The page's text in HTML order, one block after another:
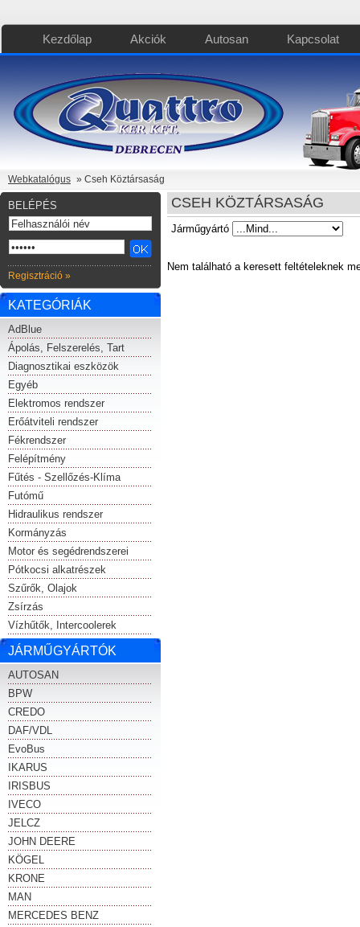
Kezdőlap Akciók Autosan Kapcsolat
Webkatalógus » Cseh Köztársaság
BELÉPÉS
Regisztráció »
KATEGÓRIÁK
AdBlue
Ápolás, Felszerelés, Tart
Diagnosztikai eszközök
Egyéb
Elektromos rendszer
Erőátviteli rendszer
Fékrendszer
Felépítmény
Fűtés - Szellőzés-Klíma
Futómű
Hidraulikus rendszer
Kormányzás
Motor és segédrendszerei
Pótkocsi alkatrészek
Szűrők, Olajok
Zsírzás
Vízhűtők, Intercoolerek
JÁRMŰGYÁRTÓK
AUTOSAN
BPW
CREDO
DAF/VDL
EvoBus
IKARUS
IRISBUS
IVECO
JELCZ
JOHN DEERE
KÖGEL
KRONE
MAN
MERCEDES BENZ
CSEH KÖZTÁRSASÁG
Járműgyártó
Nem található a keresett feltételeknek